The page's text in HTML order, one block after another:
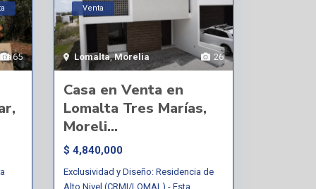
65 26
Lomalta,Morelia
Venta
Casa en Venta en
Lomalta Tres Marías,
Moreli...
$ 4,840,000
Exclusividad y Diseño: Residencia de
Alto Nivel (CRMI/LOMAL).- Esta